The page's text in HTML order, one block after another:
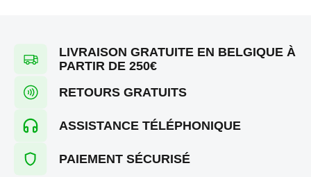
LIVRAISON GRATUITE EN BELGIQUE À
PARTIR DE 250€
RETOURS GRATUITS
ASSISTANCE TÉLÉPHONIQUE
PAIEMENT SÉCURISÉ